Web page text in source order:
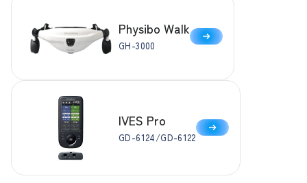
Physibo Walk
GH-3000
IVES Pro
GD-6124/GD-6122